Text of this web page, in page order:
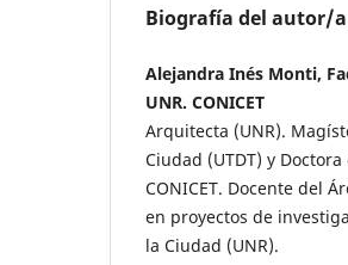
Biografía del autor/a
Alejandra Inés Monti,
UNR. CONICET
Arquitecta (UNR).
Ciudad (UTDT) y
CONICET. Docente del
en proyectos de
la Ciudad (UNR).